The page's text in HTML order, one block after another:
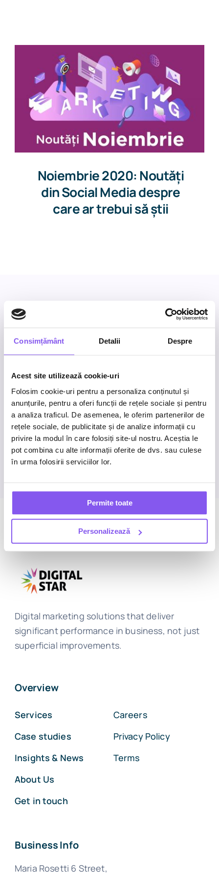
Consimțământ Detalii Despre
Acest site utilizează cookie-uri
Folosim cookie-uri pentru a personaliza conținutul și
anunțurile, pentru a oferi funcții de rețele sociale și pentru
a analiza traficul. De asemenea, le oferim partenerilor de
rețele sociale, de publicitate și de analize informații cu
privire la modul în care folosiți site-ul nostru. Aceștia le
pot combina cu alte informații oferite de dvs. sau culese
în urma folosirii serviciilor lor.
Permite toate
Personalizează
Noiembrie 2020: Noutăți
din Social Media despre
care ar trebui să știi
Business inquiries
What’s next for your brand?
We’re here to help you achieve it.
Start a conversation
Digital marketing solutions that deliver
significant performance in business, not just
superficial improvements.
Overview
Services
Case studies
Insights & News
About Us
Get in touch
Careers
Privacy Policy
Terms
Business Info
Maria Rosetti 6 Street,